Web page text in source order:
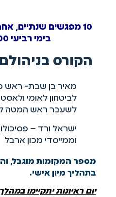
10 מפגשים שנתיים,
בימי רביעי 9:30-17:00
הקורס
מאיר בן שבת- ראש
לביטחון לאומי
לשעבר ראש המטה
ישראל ורד –
וממייסדי מכון ארבל
מספר המקומות מוגבל,
בתהליך מיון אישי.
יום ראיונות יתקיימו